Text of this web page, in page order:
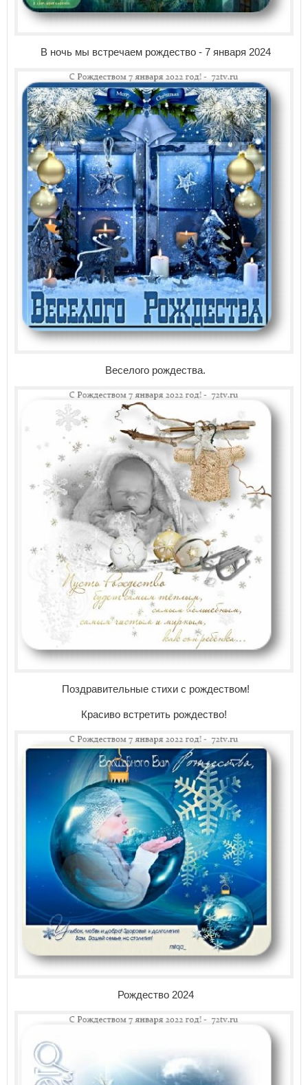
В ночь мы встречаем рождество - 7 января 2024
Веселого рождества.
Поздравительные стихи с рождеством!
Красиво встретить рождество!
Рождество 2024